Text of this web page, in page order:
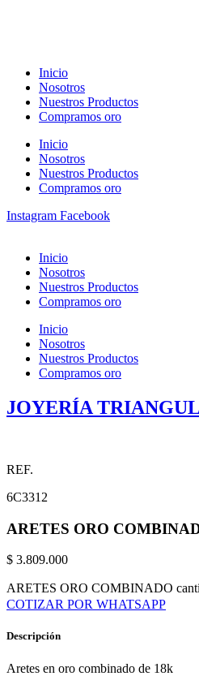
Inicio
Nosotros
Nuestros Productos
Compramos oro
Inicio
Nosotros
Nuestros Productos
Compramos oro
Instagram Facebook
Inicio
Nosotros
Nuestros Productos
Compramos oro
Inicio
Nosotros
Nuestros Productos
Compramos oro
JOYERÍA
REF.
6C3312
ARETES ORO
$ 3.809.000
ARETES ORO COMBINADO
COTIZAR POR WHATSAPP
Descripción
Aretes en oro combinado de 18k